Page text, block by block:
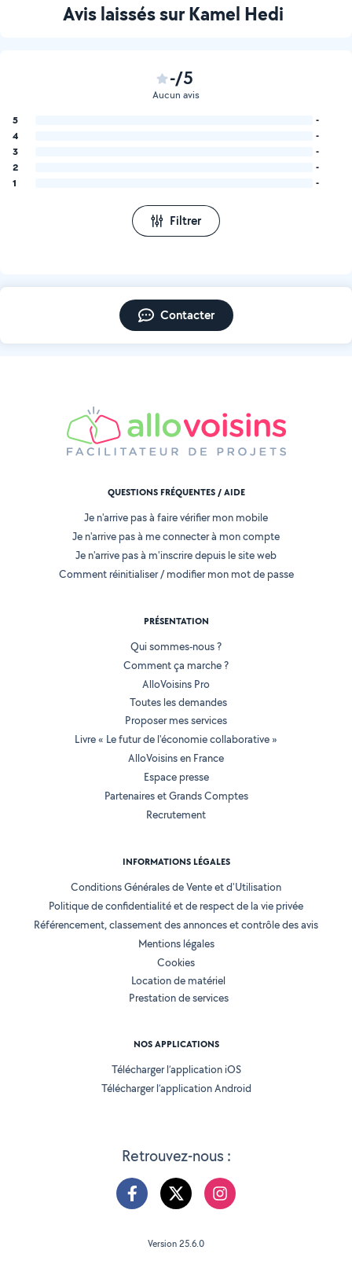
Avis laissés sur Kamel Hedi
-/5
Aucun avis
5
-
4
-
3
-
2
-
1
-
Filtrer
Contacter
Retrouvez-nous :
QUESTIONS FRÉQUENTES / AIDE
Je n'arrive pas à faire vérifier mon mobile
Je n'arrive pas à me connecter à mon compte
Je n'arrive pas à m'inscrire depuis le site web
Comment réinitialiser / modifier mon mot de passe
PRÉSENTATION
Qui sommes-nous ?
Comment ça marche ?
AlloVoisins Pro
Toutes les demandes
Proposer mes services
Livre « Le futur de l'économie collaborative »
AlloVoisins en France
Espace presse
Partenaires et Grands Comptes
Recrutement
INFORMATIONS LÉGALES
Conditions Générales de Vente et d'Utilisation
Politique de confidentialité et de respect de la vie privée
Référencement, classement des annonces et contrôle des avis
Mentions légales
Cookies
Location de matériel
Prestation de services
NOS APPLICATIONS
Télécharger l’application iOS
Télécharger l’application Android
Version 25.6.0